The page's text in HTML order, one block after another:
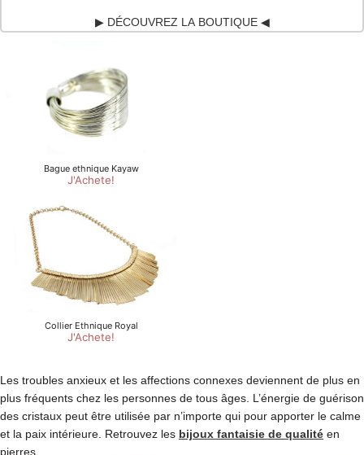
▶ DÉCOUVREZ LA BOUTIQUE ◀
Les troubles anxieux et les affections connexes deviennent de plus en
plus fréquents chez les personnes de tous âges. L’énergie de guérison
des cristaux peut être utilisée par n’importe qui pour apporter le calme
et la paix intérieure. Retrouvez les bijoux fantaisie de qualité en
pierres.